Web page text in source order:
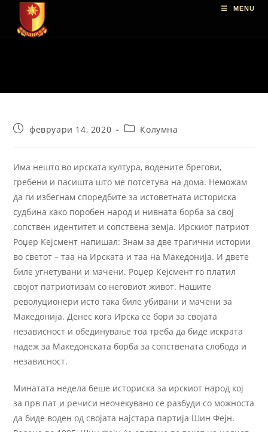
MENU
февруари 14, 2020 Колумна
Има нешто во ирската култура, водените брегови,
гребени и пасишта што ме потсетува на дома. Неможам
да ги избегнам споредбите за истоветната историска
судбина како поробен народ и нивната борба за свој
сопствен идентитет и сопствена земја. Ирскиот патриот
Роџер Кејсмент напишал: Знам за две трагични истории
во светот – таа на Ирската и таа на Македонија. И двете
биле угнетувани и мачени. Роџер Кејсмент го платил
својот патриотизам со неговиот живот. Нашите
револуционери исто така биле убивани и мачени за
Македонија. Денес кога Ирска се бори за својата
независност и обединување тоа треба да биде искрата
надеж за Македонската борба за сопствената слобода и
независност.
Минатата недела беше историска за ирскиот народ кој
за прв пат и речиси неочекувано се разбуди со можноста
да биде воден од својата најстара партија Шин Фејн.